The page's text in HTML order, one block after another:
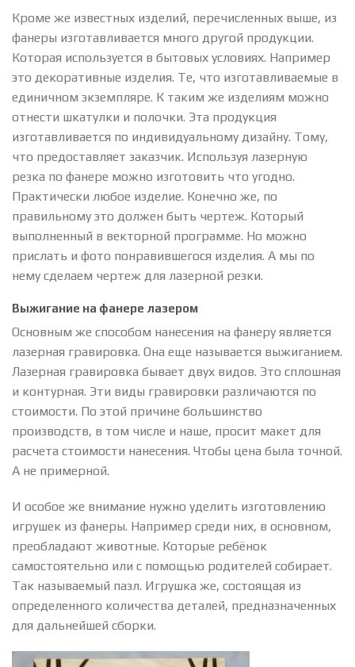
Кроме же известных изделий, перечисленных выше, из
фанеры изготавливается много другой продукции.
Которая используется в бытовых условиях. Например
это декоративные изделия. Те, что изготавливаемые в
единичном экземпляре. К таким же изделиям можно
отнести шкатулки и полочки. Эта продукция
изготавливается по индивидуальному дизайну. Тому,
что предоставляет заказчик. Используя лазерную
резка по фанере можно изготовить что угодно.
Практически любое изделие. Конечно же, по
правильному это должен быть чертеж. Который
выполненный в векторной программе. Но можно
прислать и фото понравившегося изделия. А мы по
нему сделаем чертеж для лазерной резки.
Выжигание на фанере лазером
Основным же способом нанесения на фанеру является
лазерная гравировка. Она еще называется выжиганием.
Лазерная гравировка бывает двух видов. Это сплошная
и контурная. Эти виды гравировки различаются по
стоимости. По этой причине большинство
производств, в том числе и наше, просит макет для
расчета стоимости нанесения. Чтобы цена была точной.
А не примерной.
И особое же внимание нужно уделить изготовлению
игрушек из фанеры. Например среди них, в основном,
преобладают животные. Которые ребёнок
самостоятельно или с помощью родителей собирает.
Так называемый пазл. Игрушка же, состоящая из
определенного количества деталей, предназначенных
для дальнейшей сборки.